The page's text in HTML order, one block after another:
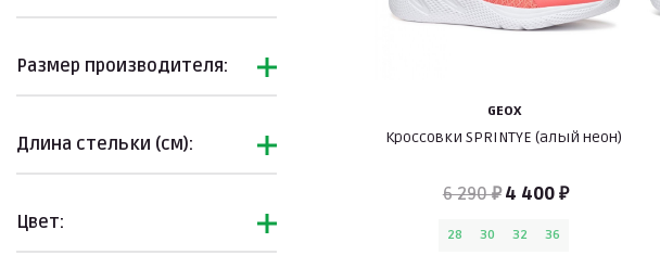
Размер производителя:
Длина стельки (см):
Цвет:
GEOX
Кроссовки SPRINTYE (алый неон)
6 290 ₽ 4 400 ₽
28 30 32 36